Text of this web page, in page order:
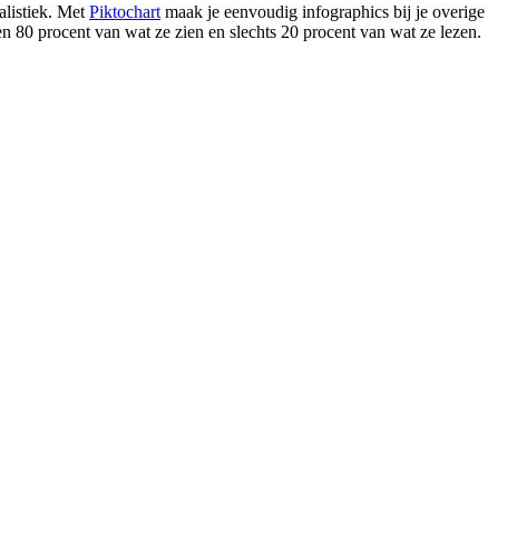
Met Piktochart maak je eenvoudig infographics bij je overige
procent van wat ze zien en slechts 20 procent van wat ze lezen.